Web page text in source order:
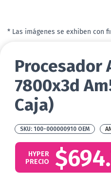
* Las imágenes se exhiben con
Procesador
7800x3d
Caja)
100-000000910 OEM
HYPER
PRECIO